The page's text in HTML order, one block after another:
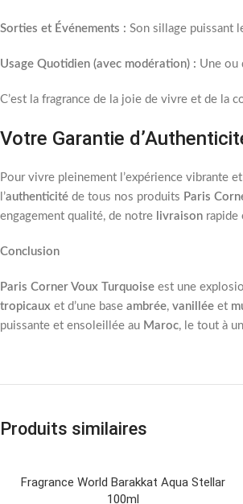
Sorties et Événements : Son sillage puissant
Usage Quotidien (avec modération) : Une ou
C’est la fragrance de la joie de vivre et de la
Votre Garantie
Pour vivre pleinement l’expérience vibrante
l’authenticité de tous nos produits Paris
engagement qualité, de notre livraison rapide
Conclusion
Paris Corner Voux Turquoise est une
tropicaux et d’une base ambrée, vanillée et
puissante et ensoleillée au Maroc, le tout à un
Produits similaires
CHOIX DES OPTIONS
Fragrance World Barakkat Aqua Stellar
100ml